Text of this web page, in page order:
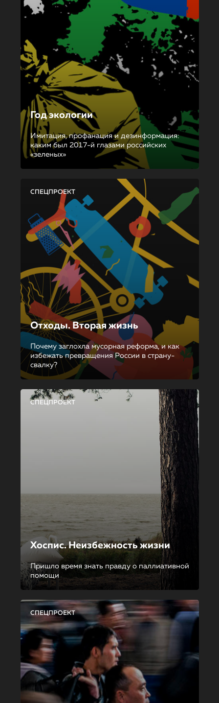
Год экологии
Имитация, профанация и дезинформация:
каким был 2017-й глазами российских
«зеленых»
СПЕЦПРОЕКТ
Отходы. Вторая жизнь
Почему заглохла мусорная реформа, и как
избежать превращения России в страну-
свалку?
СПЕЦПРОЕКТ
Хоспис. Неизбежность жизни
Пришло время знать правду о паллиативной
помощи
СПЕЦПРОЕКТ